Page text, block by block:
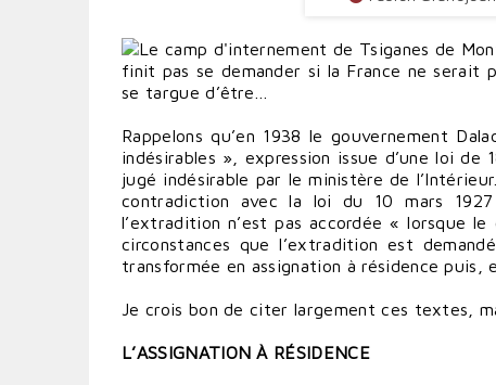
finit pas se demander si la France ne serait
se targue d’être…
Rappelons qu’en 1938 le gouvernement
indésirables », expression issue d’une loi
jugé indésirable par le ministère de
contradiction avec la loi du 10 mars
l’extradition n’est pas accordée « lorsque
circonstances que l’extradition est
transformée en assignation à résidence puis,
Je crois bon de citer largement ces textes,
L’ASSIGNATION À RÉSIDENCE